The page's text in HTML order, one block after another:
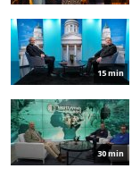
15 min
30 min